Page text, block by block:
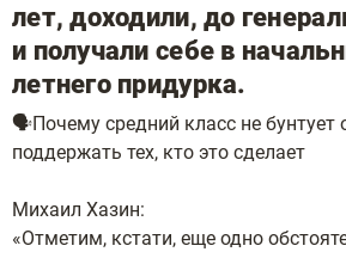
лет, доходили, до
и получали себе в
летнего придурка.
🗣Почему средний класс не бунтует
поддержать тех, кто это сделает
Михаил Хазин:
«Отметим, кстати, еще одно